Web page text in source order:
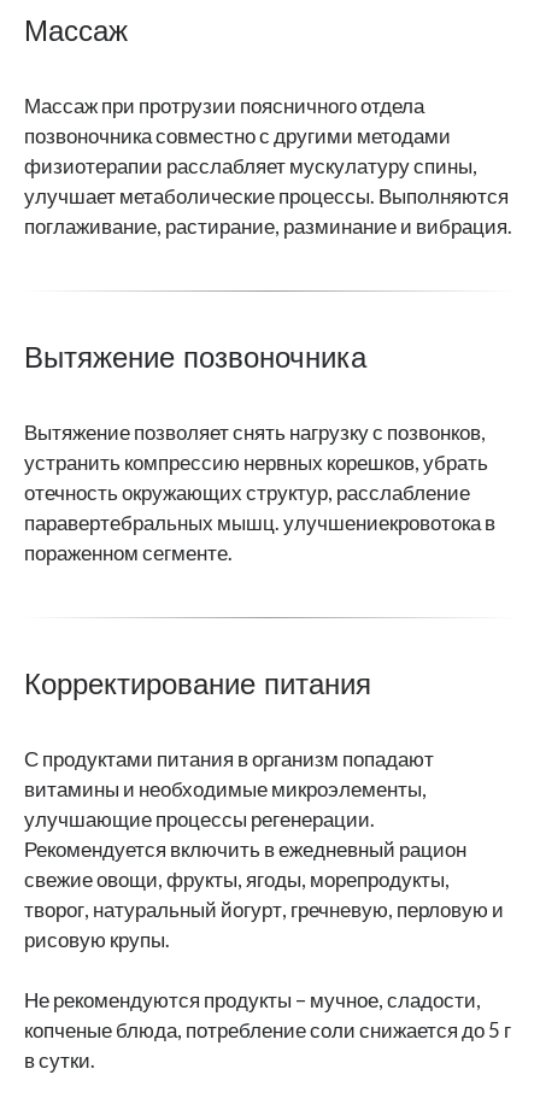
Массаж
Массаж при протрузии поясничного отдела
позвоночника совместно с другими методами
физиотерапии расслабляет мускулатуру спины,
улучшает метаболические процессы. Выполняются
поглаживание, растирание, разминание и вибрация.
Вытяжение позвоночника
Вытяжение позволяет снять нагрузку с позвонков,
устранить компрессию нервных корешков, убрать
отечность окружающих структур, расслабление
паравертебральных мышц. улучшениекровотока в
пораженном сегменте.
Корректирование питания
С продуктами питания в организм попадают
витамины и необходимые микроэлементы,
улучшающие процессы регенерации.
Рекомендуется включить в ежедневный рацион
свежие овощи, фрукты, ягоды, морепродукты,
творог, натуральный йогурт, гречневую, перловую и
рисовую крупы.
Не рекомендуются продукты – мучное, сладости,
копченые блюда, потребление соли снижается до 5 г
в сутки.